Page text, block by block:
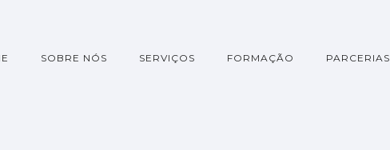
SOBRE NÓS SERVIÇOS FORMAÇÃO PARCERIAS